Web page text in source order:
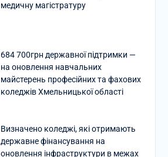
медичну магістратуру
684 700грн державної підтримки —
на оновлення навчальних
майстерень професійних та фахових
коледжів Хмельницької області
Визначено коледжі, які отримають
державне фінансування на
оновлення інфраструктури в межах